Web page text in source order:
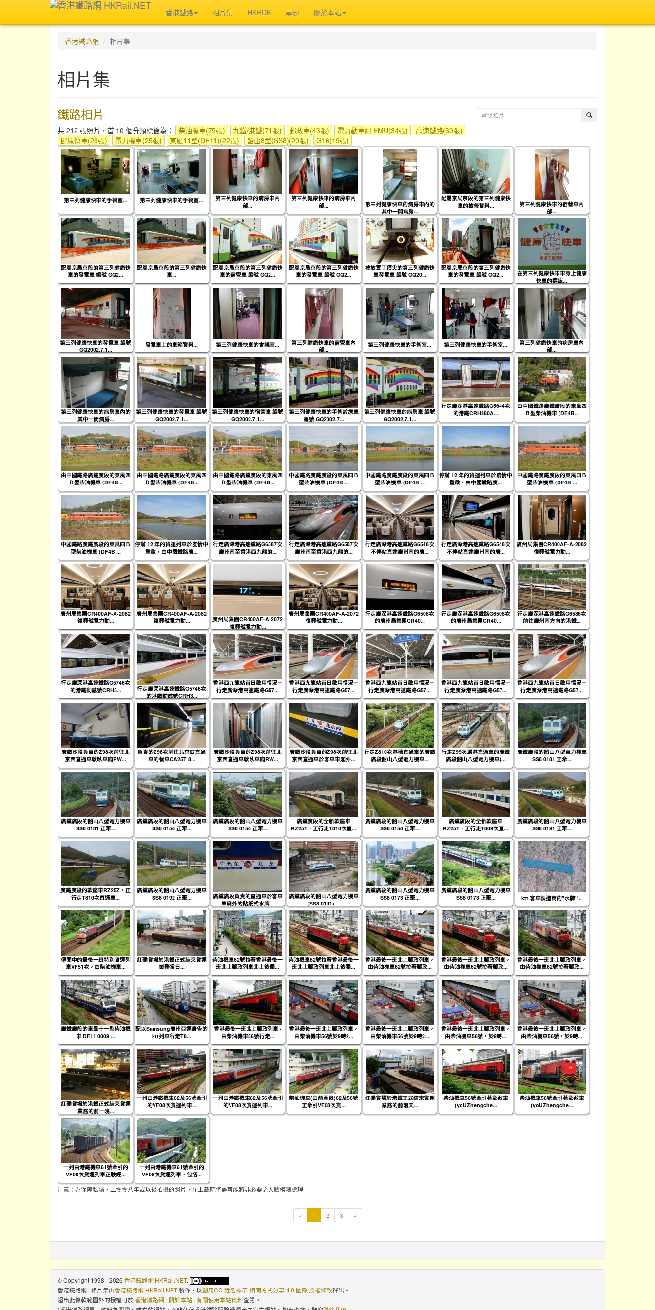
香港鐵路 相片集 HKRDB 專題 關於本站
香港鐵路網 相片集
相片集
鐵路相片
共 212 張照片，首 10 個分類標籤為： 柴油機車(75張) 九鐵/港鐵(71張) 郵政車(43張) 電力動車組 EMU(34張)
高速鐵路(30張)
健康快車(26張)
電力機車(25張) 東風11型(DF11)(22張) 韶山8型(SS8)(20張) G16(19張)
第三列健康快車的手術室... 第三列健康快車的手術室...
第三列健康快車的病房車內
部...
第三列健康快車的病房車內
部...
第三列健康快車的病房車內的
其中一間病房...
配屬京局京段的第三列健康快
車的檢修資料...
第三列健康快車的宿營車內
部...
配屬京局京段的第三列健康快
車的發電車 編號 GQ2...
配屬京局京段的第三列健康快
車...
配屬京局京段的第三列健康快
車的宿營車 編號 GQ2...
配屬京局京段的第三列健康快
車的發電車 編號 GQ2...
被放置了頂尖的第三列健康快
車發電車 編號 GQ20...
配屬京局京段的第三列健康快
車的發電車 編號 GQ2...
在第三列健康快車車身上健康
快車的標誌...
第三列健康快車的發電車 編號
GQ2002.7.1...
發電車上的車箱資料... 第三列健康快車的會議室...
第三列健康快車的宿營車內
部...
第三列健康快車的手術室... 第三列健康快車的手術室...
第三列健康快車的病房車內
部...
第三列健康快車的病房車內的
其中一間病房...
第三列健康快車的發電車 編號
GQ2002.7.1...
第三列健康快車的宿營車 編號
GQ2002.7.1...
第三列健康快車的手術診療車
編號 GQ2002.7...
第三列健康快車的病房車 編號
GQ2002.7.1...
行走廣深港高速鐵路G5644次
的港鐵CRH380A...
由中國鐵路廣鐵廣段的東風四
Ｂ型柴油機車 (DF4B...
由中國鐵路廣鐵廣段的東風四
Ｂ型柴油機車 (DF4B...
由中國鐵路廣鐵廣段的東風四
Ｂ型柴油機車 (DF4B...
由中國鐵路廣鐵廣段的東風四
Ｂ型柴油機車 (DF4B...
中國鐵路廣鐵廣段的東風四Ｂ
型柴油機車 (DF4B ...
中國鐵路廣鐵廣段的東風四Ｂ
型柴油機車 (DF4B ...
停辦 12 年的貨運列車於疫情中
重啟，由中國鐵路廣...
中國鐵路廣鐵廣段的東風四Ｂ
型柴油機車 (DF4B ...
中國鐵路廣鐵廣段的東風四Ｂ
型柴油機車 (DF4B ...
停辦 12 年的貨運列車於疫情中
重啟，由中國鐵路廣...
行走廣深港高速鐵路G6587次
廣州南至香港西九龍的...
行走廣深港高速鐵路G6587次
廣州南至香港西九龍的...
行走廣深港高速鐵路G6548次
不停站直達廣州南的廣...
行走廣深港高速鐵路G6548次
不停站直達廣州南的廣...
廣州局集團CR400AF-A-2082
復興號電力動...
廣州局集團CR400AF-A-2082
復興號電力動...
廣州局集團CR400AF-A-2082
復興號電力動...
廣州局集團CR400AF-A-2072
復興號電力動...
廣州局集團CR400AF-A-2072
復興號電力動...
行走廣深港高速鐵路G6508次
的廣州局集團CR40...
行走廣深港高速鐵路G6508次
的廣州局集團CR40...
行走廣深港高速鐵路G6586次
前往廣州南方向的港鐵...
行走廣深港高速鐵路G5746次
的港鐵動感號CRH3...
行走廣深港高速鐵路G5746次
的港鐵動感號CRH3...
香港西九龍站首日啟用情況－
行走廣深港高速鐵路G57...
香港西九龍站首日啟用情況－
行走廣深港高速鐵路G57...
香港西九龍站首日啟用情況－
行走廣深港高速鐵路G57...
香港西九龍站首日啟用情況－
行走廣深港高速鐵路G57...
香港西九龍站首日啟用情況－
行走廣深港高速鐵路G57...
廣鐵沙段負責的Z98次前往北
京西直通車軟臥車廂RW...
負責的Z98次前往北京西直通
車的餐車CA25T 8...
廣鐵沙段負責的Z98次前往北
京西直通車軟臥車廂RW...
廣鐵沙段負責的Z98次前往北
京西直通車於客車車廂外...
行走Z810次港穗直通車的廣鐵
廣段韶山八型電力機車...
行走Z99次滬港直通車的廣鐵
廣段韶山八型電力機車(...
廣鐵廣段的韶山八型電力機車
SS8 0181 正牽...
廣鐵廣段的韶山八型電力機車
SS8 0181 正牽...
廣鐵廣段的韶山八型電力機車
SS8 0156 正牽...
廣鐵廣段的韶山八型電力機車
SS8 0156 正牽...
廣鐵廣段的全新軟座車
RZ25T，正行走T810次直...
廣鐵廣段的韶山八型電力機車
SS8 0156 正牽...
廣鐵廣段的全新軟座車
RZ25T，正行走T809次直...
廣鐵廣段的韶山八型電力機車
SS8 0191 正牽...
廣鐵廣段的軟座車RZ25Z，正
行走T810次直通車...
廣鐵廣段的韶山八型電力機車
SS8 0192 正牽...
廣鐵廣段負責的直通車於客車
車廂外的貼紙式水牌...
廣鐵廣段的韶山八型電力機車
(SS8 0191) ...
廣鐵廣段的韶山八型電力機車
SS8 0173 正牽...
廣鐵廣段的韶山八型電力機車
SS8 0173 正牽...
ktt 客車製造商的"水牌"...
傳聞中的最後一班特別貨運列
車VF51次，由柴油機車...
紅磡貨場於港鐵正式結束貨運
業務當日...
柴油機車62號拉著香港最後一
班北上郵政列車北上後獨...
柴油機車62號拉著香港最後一
班北上郵政列車北上後獨...
香港最後一班北上郵政列車，
由柴油機車62號拉著郵政...
香港最後一班北上郵政列車，
由柴油機車62號拉著郵政...
香港最後一班北上郵政列車，
由柴油機車62號拉著郵政...
廣鐵廣段的東風十一型柴油機
車 DF11 0009 ...
配以Samsung廣州亞運廣告的
ktt列車行走T8...
香港最後一班北上郵政列車 -
由柴油機車56號行走...
香港最後一班北上郵政列車，
由柴油機車56號於9時2...
香港最後一班北上郵政列車，
由柴油機車56號於9時2...
香港最後一班北上郵政列車，
由柴油機車56號，於9時...
香港最後一班北上郵政列車，
由柴油機車56號，於9時...
紅磡貨場於港鐵正式結束貨運
業務的前一晚...
一列由港鐵機車62及56號牽引
的VF08次貨運列車...
一列由港鐵機車62及56號牽引
的VF08次貨運列車...
柴油機車(由前至後)62及56號
正牽引VF08次貨...
紅磡貨場於港鐵正式結束貨運
業務的前兩天...
柴油機車56號牽引著郵政車
(yoUZhengche...
柴油機車56號牽引著郵政車
(yoUZhengche...
一列由港鐵機車61號牽引的
VF08次貨運列車正駛經...
一列由港鐵機車61號牽引的
VF08次貨運列車，包括...
注意：為保障私隱，二零零八年或以後拍攝的照片，在上載時將盡可能將非必要之人臉模糊處理
« 1
頁
2 3 »
© Copyright 1998 - 2026 香港鐵路網 HKRail.NET.
香港鐵路網 : 相片集由香港鐵路網 HKRail.NET製作，以創用CC 姓名標示-相同方式分享 4.0 國際 授權條款釋出。
超出此條款範圍外的授權可於香港鐵路網 : 關於本站 : 有關使用本站資料查閱。